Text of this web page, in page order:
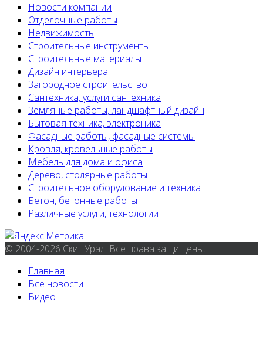
Новости компании
Отделочные работы
Недвижимость
Строительные инструменты
Строительные материалы
Дизайн интерьера
Загородное строительство
Сантехника, услуги сантехника
Земляные работы, ландшафтный дизайн
Бытовая техника, электроника
Фасадные работы, фасадные системы
Кровля, кровельные работы
Мебель для дома и офиса
Дерево, столярные работы
Строительное оборудование и техника
Бетон, бетонные работы
Различные услуги, технологии
© 2004-2026 Скит Урал. Все права защищены.
Главная
Все новости
Видео